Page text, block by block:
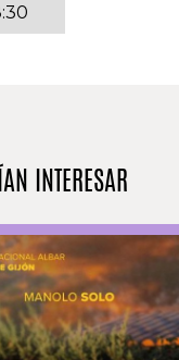
INTERESAR